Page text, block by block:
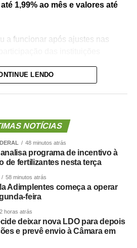
1,99% ao mês e valores até
a funcionar após ajustes nas
é uma das três frentes
informais, o pacote inclui uma
e ex-estudantes adimplentes
Estudantil (Fies) e medidas
carteira assinada.
Fazenda, Dario Durigan, a nova
do Desenrola, criado
dívidas de pessoas
LENDO
NOTÍCIAS
48 minutos atrás
programa de incentivo à
de fertilizantes nesta terça
58 minutos atrás
Adimplentes começa a operar
feira
2 horas atrás
deixar nova LDO para depois
e prevê envio à Câmara em